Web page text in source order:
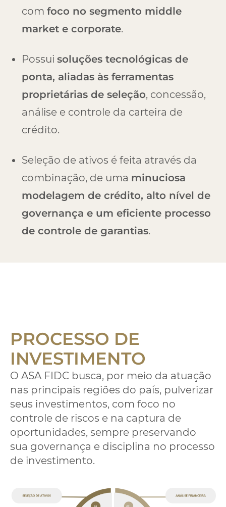
com foco no segmento middle
market e corporate.
Possui soluções tecnológicas de
ponta, aliadas às ferramentas
proprietárias de seleção, concessão,
análise e controle da carteira de
crédito.
Seleção de ativos é feita através da
combinação, de uma minuciosa
modelagem de crédito, alto nível de
governança e um eficiente processo
de controle de garantias.
PROCESSO DE
INVESTIMENTO
O ASA FIDC busca, por meio da atuação
nas principais regiões do país, pulverizar
seus investimentos, com foco no
controle de riscos e na captura de
oportunidades, sempre preservando
sua governança e disciplina no processo
de investimento.